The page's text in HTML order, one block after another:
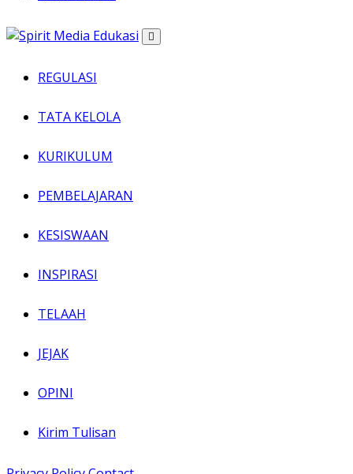
REGULASI
TATA KELOLA
KURIKULUM
PEMBELAJARAN
KESISWAAN
INSPIRASI
TELAAH
JEJAK
OPINI
Kirim Tulisan